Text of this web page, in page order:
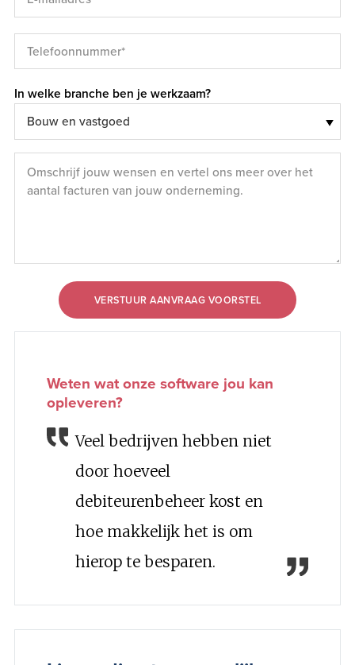
In welke branche ben je werkzaam?
VERSTUUR AANVRAAG VOORSTEL
Weten wat onze software jou kan
opleveren?
Veel bedrijven hebben niet
door hoeveel
debiteurenbeheer kost en
hoe makkelijk het is om
hierop te besparen.